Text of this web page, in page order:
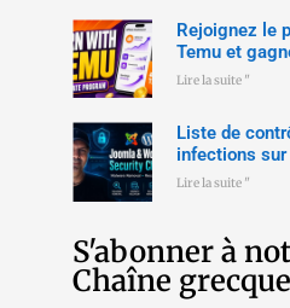
Rejoignez le
Temu et
Lire la suite "
Liste de
infections
Lire la suite "
S'abonner à
Chaîne grecque